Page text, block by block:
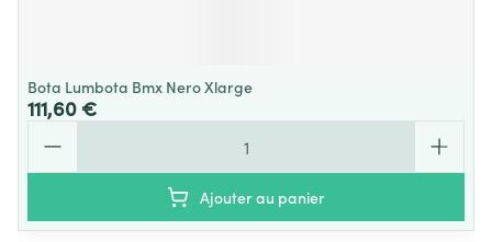
Bota Lumbota Bmx Nero Xlarge
111,60 €
Ajouter au panier